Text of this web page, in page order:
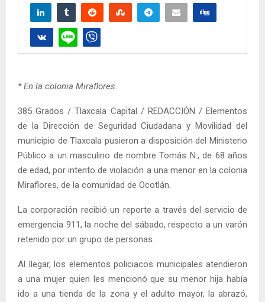
* En la colonia Miraflores.
385 Grados / Tlaxcala Capital / REDACCIÓN / Elementos
de la Dirección de Seguridad Ciudadana y Movilidad del
municipio de Tlaxcala pusieron a disposición del Ministerio
Público a un masculino de nombre Tomás N., de 68 años
de edad, por intento de violación a una menor en la colonia
Miraflores, de la comunidad de Ocotlán.
La corporación recibió un reporte a través del servicio de
emergencia 911, la noche del sábado, respecto a un varón
retenido por un grupo de personas.
Al llegar, los elementos policiacos municipales atendieron
a una mujer quien les mencionó que su menor hija había
ido a una tienda de la zona y el adulto mayor, la abrazó,